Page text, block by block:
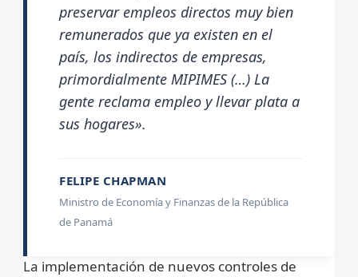
preservar empleos directos muy bien
remunerados que ya existen en el
país, los indirectos de empresas,
primordialmente MIPIMES (…) La
gente reclama empleo y llevar plata a
sus hogares».
FELIPE CHAPMAN
Ministro de Economía y Finanzas de la República
de Panamá
La implementación de nuevos controles de